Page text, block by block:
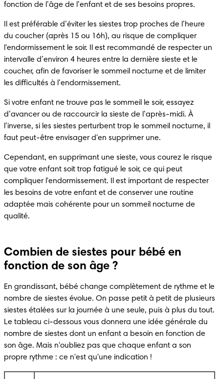
fonction de l’âge de l’enfant et de ses besoins propres.
Il est préférable d’éviter les siestes trop proches de l’heure
du coucher (après 15 ou 16h), au risque de compliquer
l'endormissement le soir. Il est recommandé de respecter un
intervalle d’environ 4 heures entre la dernière sieste et le
coucher, afin de favoriser le sommeil nocturne et de limiter
les difficultés à l’endormissement.
Si votre enfant ne trouve pas le sommeil le soir, essayez
d’avancer ou de raccourcir la sieste de l’après-midi. À
l’inverse, si les siestes perturbent trop le sommeil nocturne, il
faut peut-être envisager d'en supprimer une.
Cependant, en supprimant une sieste, vous courez le risque
que votre enfant soit trop fatigué le soir, ce qui peut
compliquer l'endormissement. Il est important de respecter
les besoins de votre enfant et de conserver une routine
adaptée mais cohérente pour un sommeil nocturne de
qualité.
Combien de siestes pour bébé en
fonction de son âge ?
En grandissant, bébé change complètement de rythme et le
nombre de siestes évolue. On passe petit à petit de plusieurs
siestes étalées sur la journée à une seule, puis à plus du tout.
Le tableau ci-dessous vous donnera une idée générale du
nombre de siestes dont un enfant a besoin en fonction de
son âge. Mais n'oubliez pas que chaque enfant a son
propre rythme : ce n'est qu'une indication !